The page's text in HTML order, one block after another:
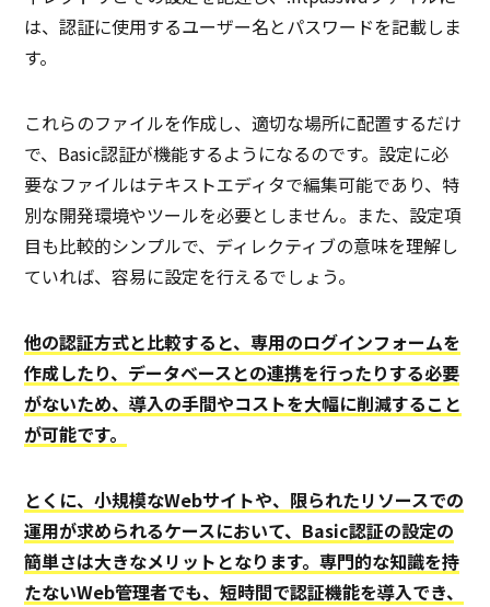
は、認証に使用するユーザー名とパスワードを記載しま
す。
これらのファイルを作成し、適切な場所に配置するだけ
で、Basic認証が機能するようになるのです。設定に必
要なファイルはテキストエディタで編集可能であり、特
別な開発環境やツールを必要としません。また、設定項
目も比較的シンプルで、ディレクティブの意味を理解し
ていれば、容易に設定を行えるでしょう。
他の認証方式と比較すると、専用のログインフォームを
作成したり、データベースとの連携を行ったりする必要
がないため、導入の手間やコストを大幅に削減すること
が可能です。
とくに、小規模なWebサイトや、限られたリソースでの
運用が求められるケースにおいて、Basic認証の設定の
簡単さは大きなメリットとなります。専門的な知識を持
たないWeb管理者でも、短時間で認証機能を導入でき、